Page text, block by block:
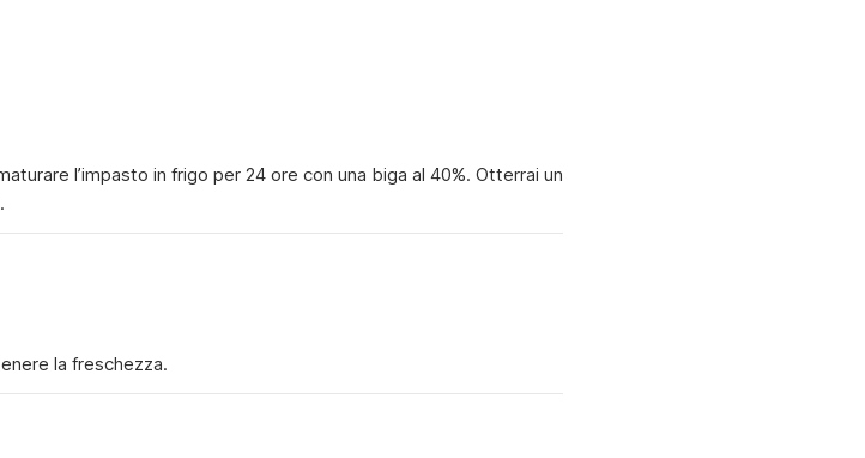
l’impasto in frigo per 24 ore con una biga al 40%. Otterrai un
la freschezza.